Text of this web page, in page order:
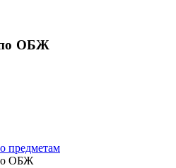
по ОБЖ
предметам
ОБЖ